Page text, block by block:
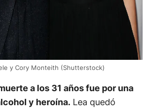
y Cory Monteith (Shutterstock)
a los 31 años fue por una
y heroína.Lea quedó